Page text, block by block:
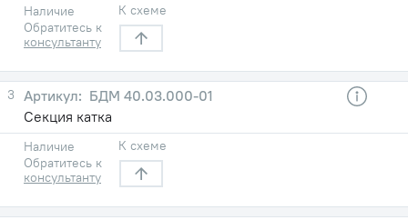
Наличие
Обратитесь к
консультанту
К схеме
3
БДМ 40.03.000-01
Секция катка
Наличие
Обратитесь к
консультанту
К схеме